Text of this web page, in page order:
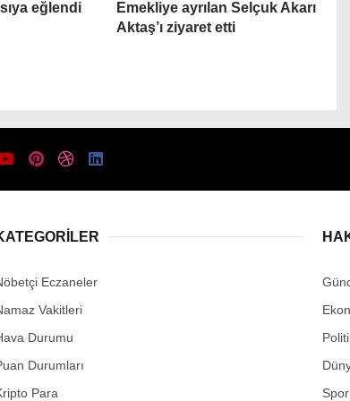
eğlendi
Emekliye ayrılan Selçuk Akarı
Aktaş’ı ziyaret etti
Eczaneler
Vakitleri
Durumu
Durumları
Para
Spor